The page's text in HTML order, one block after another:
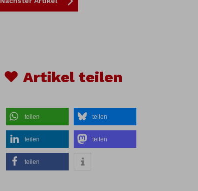
♥ Artikel teilen
teilen teilen
teilen teilen
teilen